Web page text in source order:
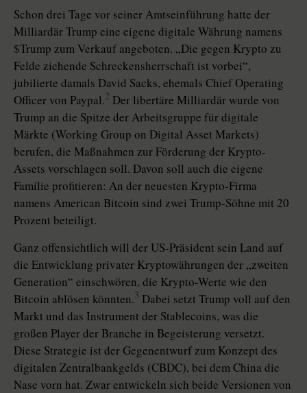
Schon drei Tage vor seiner Amtseinführung hatte der
Milliardär Trump eine eigene digitale Währung namens
$Trump zum Verkauf angeboten. „Die gegen Krypto zu
Felde ziehende Schreckensherrschaft ist vorbei“,
jubilierte damals David Sacks, ehemals Chief Operating
Officer von Paypal.2 Der libertäre Milliardär wurde von
Trump an die Spitze der Arbeitsgruppe für digitale
Märkte (Working Group on Digital Asset Markets)
berufen, die Maßnahmen zur Förderung der Krypto-
Assets vorschlagen soll. Davon soll auch die eigene
Familie profitieren: An der neuesten Krypto-Firma
namens American Bitcoin sind zwei Trump-Söhne mit 20
Prozent beteiligt.
Ganz offensichtlich will der US-Präsident sein Land auf
die Entwicklung privater Kryptowährungen der „zweiten
Genera­tion“ einschwören, die Krypto-Werte wie den
Bitcoin ablösen könnten.3 Dabei setzt Trump voll auf den
Markt und das Instrument der Stable­coins, was die
großen Player der Branche in Begeisterung versetzt.
Diese Strategie ist der Gegenentwurf zum Konzept des
digitalen Zentralbankgelds (CBDC), bei dem China die
Nase vorn hat. Zwar entwickeln sich beide Versionen von